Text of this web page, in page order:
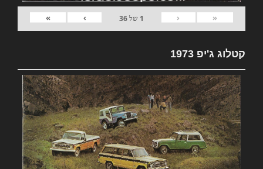
«
‹
1 של36
›
»
קטלוג ג'יפ 1973